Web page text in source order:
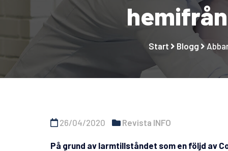
Start Blogg
26/04/2020 Revista INFO
På grund av larmtillståndet som en följd av